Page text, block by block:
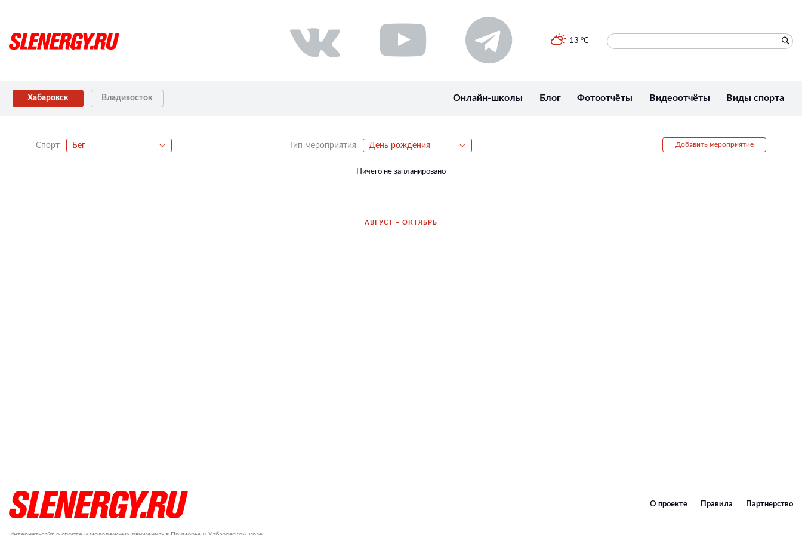
13 °C
Хабаровск Владивосток Онлайн-школы Блог Фотоотчёты Видеоотчёты Виды спорта
Спорт Бег Тип мероприятия День рождения Добавить мероприятие
Ничего не запланировано
АВГУСТ – ОКТЯБРЬ
О проекте Правила Партнерство